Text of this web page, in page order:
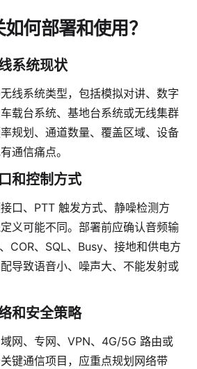
何部署和使用？
系统现状
线系统类型，包括模拟对讲、数字
载台系统、基地台系统或无线集群
规划、通道数量、覆盖区域、设备
通信痛点。
和控制方式
口、PTT 触发方式、静噪检测方
义可能不同。部署前应确认音频输
COR、SQL、Busy、接地和供电方
导致语音小、噪声大、不能发射或
和安全策略
网、专网、VPN、4G/5G 路由或
键通信项目，应重点规划网络带